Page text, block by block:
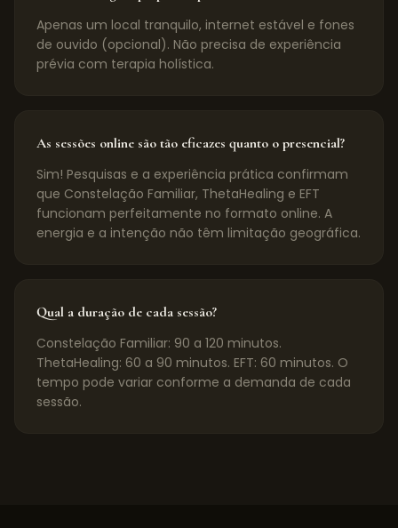
Apenas um local tranquilo, internet estável e fones
de ouvido (opcional). Não precisa de experiência
prévia com terapia holística.
As sessões online são tão eficazes quanto o presencial?
Sim! Pesquisas e a experiência prática confirmam
que Constelação Familiar, ThetaHealing e EFT
funcionam perfeitamente no formato online. A
energia e a intenção não têm limitação geográfica.
Qual a duração de cada sessão?
Constelação Familiar: 90 a 120 minutos.
ThetaHealing: 60 a 90 minutos. EFT: 60 minutos. O
tempo pode variar conforme a demanda de cada
sessão.